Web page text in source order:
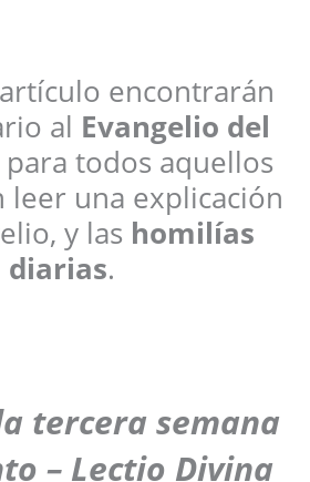
encontrarán
al Evangelio del
todos aquellos
leer una explicación
y las homilías
diarias.
tercera semana
– Lectio Divina